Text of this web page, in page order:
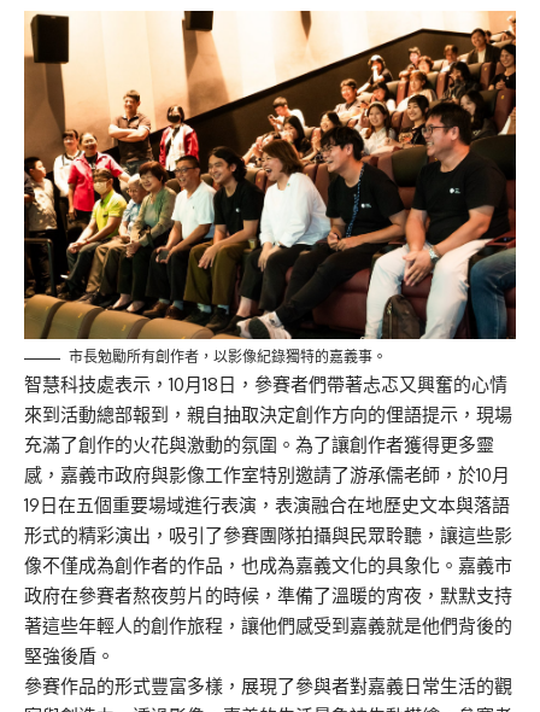
市長勉勵所有創作者，以影像紀錄獨特的嘉義事。
智慧科技處表示，10月18日，參賽者們帶著忐忑又興奮的心情
來到活動總部報到，親自抽取決定創作方向的俚語提示，現場
充滿了創作的火花與激動的氛圍。為了讓創作者獲得更多靈
感，嘉義市政府與影像工作室特別邀請了游承儒老師，於10月
19日在五個重要場域進行表演，表演融合在地歷史文本與落語
形式的精彩演出，吸引了參賽團隊拍攝與民眾聆聽，讓這些影
像不僅成為創作者的作品，也成為嘉義文化的具象化。嘉義市
政府在參賽者熬夜剪片的時候，準備了溫暖的宵夜，默默支持
著這些年輕人的創作旅程，讓他們感受到嘉義就是他們背後的
堅強後盾。
參賽作品的形式豐富多樣，展現了參與者對嘉義日常生活的觀